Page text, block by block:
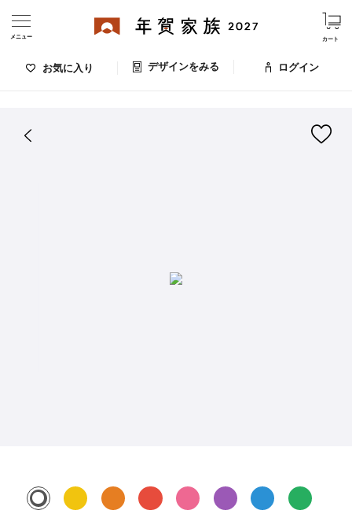
お気に入り デザインをみる
カート
ログイン
メニュー
デザインをみる
お問い合わせ